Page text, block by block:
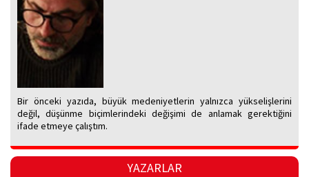
Bir önceki yazıda, büyük medeniyetlerin yalnızca yükselişlerini
değil, düşünme biçimlerindeki değişimi de anlamak gerektiğini
ifade etmeye çalıştım.
YAZARLAR